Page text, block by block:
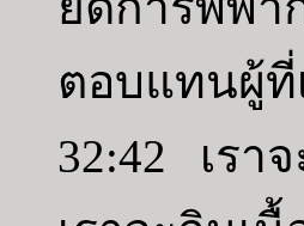
ตอบแทนผู้ที่
32:42 เรา